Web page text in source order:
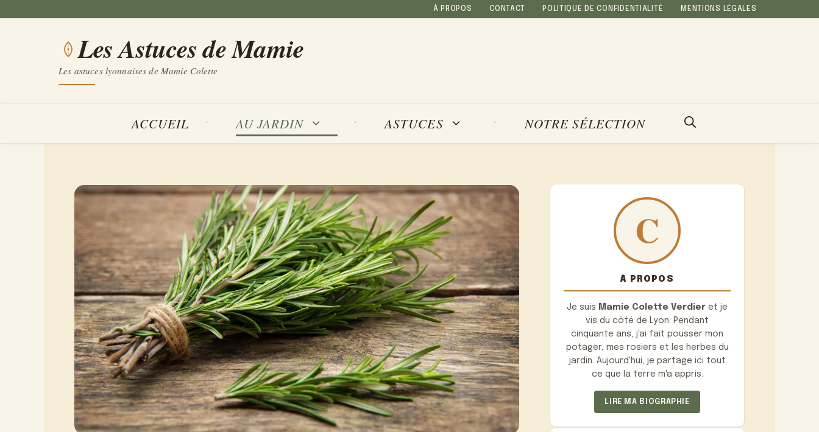
À PROPOS CONTACT POLITIQUE DE CONFIDENTIALITÉ MENTIONS LÉGALES
Les Astuces de Mamie
Les astuces lyonnaises de Mamie Colette
ACCUEIL AU JARDIN ASTUCES NOTRE SÉLECTION
À PROPOS
Je suis Mamie Colette Verdier et je
vis du côté de Lyon. Pendant
cinquante ans, j'ai fait pousser mon
potager, mes rosiers et les herbes du
jardin. Aujourd'hui, je partage ici tout
ce que la terre m'a appris.
LIRE MA BIOGRAPHIE